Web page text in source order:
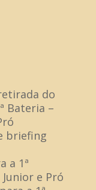
do
Bateria –
briefing
a 1ª
Junior e Pró